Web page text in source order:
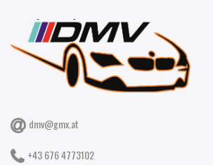
dmv@gmx.at
+43 676 4773102